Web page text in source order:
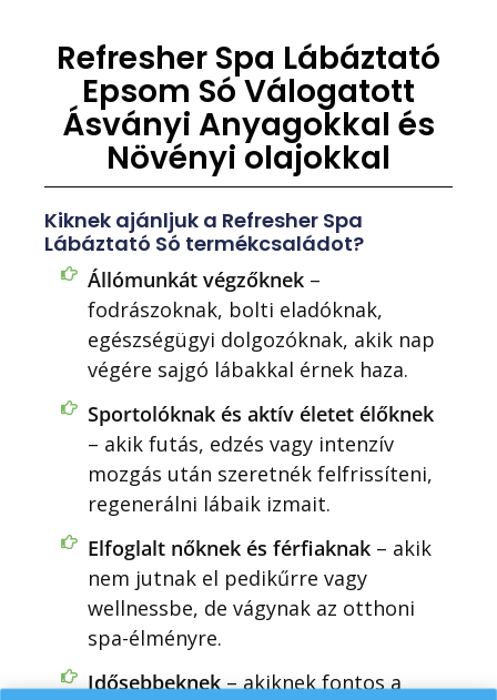
Refresher Spa Lábáztató
Epsom Só Válogatott
Ásványi Anyagokkal és
Növényi olajokkal
Kiknek ajánljuk a Refresher Spa
Lábáztató Só termékcsaládot?
Állómunkát végzőknek–
fodrászoknak, bolti eladóknak,
egészségügyi dolgozóknak, akik nap
végére sajgó lábakkal érnek haza.
Sportolóknak és aktív életet élőknek
– akik futás, edzés vagy intenzív
mozgás után szeretnék felfrissíteni,
regenerálni lábaik izmait.
Elfoglalt nőknek és férfiaknak– akik
nem jutnak el pedikűrre vagy
wellnessbe, de vágynak az otthoni
spa-élményre.
Idősebbeknek– akiknek fontos a
Csapj le most a